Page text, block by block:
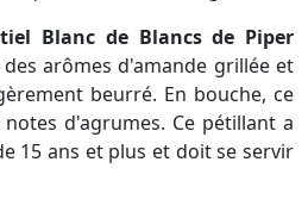
Blanc de Blancs de Piper
arômes d'amande grillée et
beurré. En bouche, ce
d'agrumes. Ce pétillant a
15 ans et plus et doit se servir